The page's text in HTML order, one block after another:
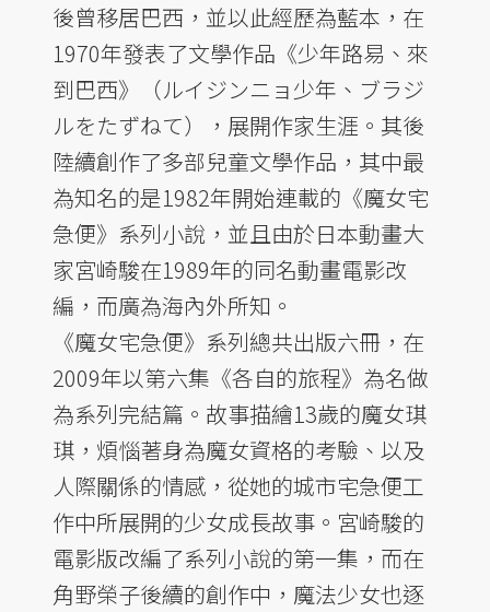
後曾移居巴西，並以此經歷為藍本，在
1970年發表了文學作品《少年路易、來
到巴西》（ルイジンニョ少年、ブラジ
ルをたずねて），展開作家生涯。其後
陸續創作了多部兒童文學作品，其中最
為知名的是1982年開始連載的《魔女宅
急便》系列小說，並且由於日本動畫大
家宮崎駿在1989年的同名動畫電影改
編，而廣為海內外所知。
《魔女宅急便》系列總共出版六冊，在
2009年以第六集《各自的旅程》為名做
為系列完結篇。故事描繪13歲的魔女琪
琪，煩惱著身為魔女資格的考驗、以及
人際關係的情感，從她的城市宅急便工
作中所展開的少女成長故事。宮崎駿的
電影版改編了系列小說的第一集，而在
角野榮子後續的創作中，魔法少女也逐